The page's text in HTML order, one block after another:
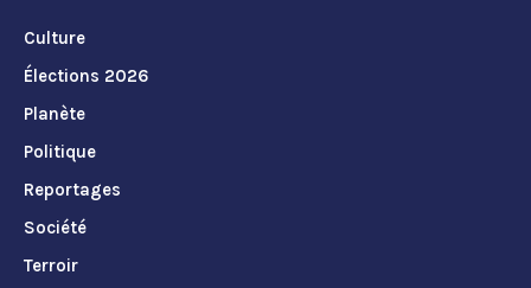
Culture
Élections 2026
Planète
Politique
Reportages
Société
Terroir